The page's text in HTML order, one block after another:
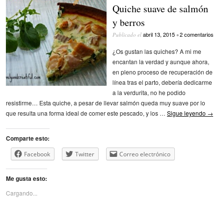
Quiche suave de salmón
y berros
Publicado el abril 13, 2015 •2 comentarios
¿Os gustan las quiches? A mi me
encantan la verdad y aunque ahora,
en pleno proceso de recuperación de
línea tras el parto, debería dedicarme
a la verdurita, no he podido
resistirme… Esta quiche, a pesar de llevar salmón queda muy suave por lo
que resulta una forma ideal de comer este pescado, y los … Sigue leyendo →
Comparte esto:
Facebook Twitter Correo electrónico
Me gusta esto:
Cargando...